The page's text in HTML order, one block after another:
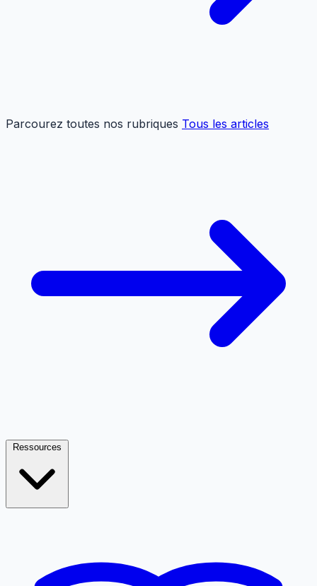
Parcourez toutes nos rubriques Tous les articles